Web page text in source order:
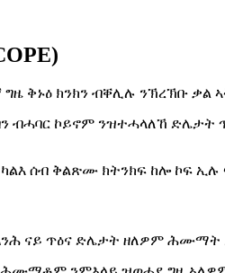
ግዜ ቅኑዕ ክንክን ብቐሊሉ ንኽረኽቡ
ብሓባር ኮይኖም ንዝተሓላለኸ
ናይ ጥዕና ድሌታት ዘለዎም ሕሙማት